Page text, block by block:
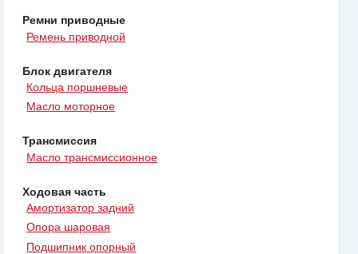
Ремни приводные
Ремень приводной
Блок двигателя
Кольца поршневые
Масло моторное
Трансмиссия
Масло трансмиссионное
Ходовая часть
Амортизатор задний
Опора шаровая
Подшипник опорный